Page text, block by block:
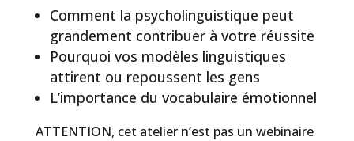
Comment la psycholinguistique peut
grandement contribuer à votre réussite
Pourquoi vos modèles linguistiques
attirent ou repoussent les gens
L’importance du vocabulaire émotionnel
ATTENTION, cet atelier n’est pas un webinaire